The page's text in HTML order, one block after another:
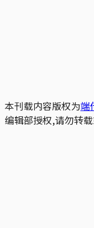
本刊载内容版权为端
编辑部授权,请勿转